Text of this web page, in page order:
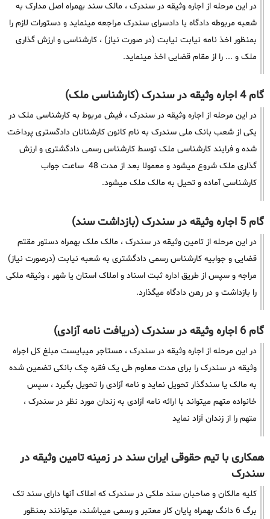
در این مرحله از اجاره وثیقه در سندرک ، مالک سند بهمراه اصل مدارک به
شعبه مربوطه دادگاه یا دادسرای سندرک مراجعه مینماید و دستورات لازم را
بمنظور اخذ نامه نیابت نیابت (در صورت نیاز) ، کارشناسی و ارزش گذاری
ملک و ... را از مقام قضایی اخذ مینماید.
گام 4 اجاره وثیقه در سندرک (کارشناسی ملک)
در این مرحله از اجاره وثیقه در سندرک ، فیش مربوط به کارشناسی ملک در
یکی از شعب بانک ملی سندرک به نام کانون کارشنانان دادگستری پرداخت
شده و فرایند کارشناسی ملک توسط کارشناس رسمی دادگشتری و ارزش
گذاری ملک شروع میشود و معمولا بعد از مدت 48 ساعت جواب
کارشناسی آماده و تحیل به مالک ملک میشود.
گام 5 اجاره وثیقه در سندرک (بازداشت سند)
در این مرحله از تامین وثیقه در سندرک ، مالک ملک بهمراه دستور مقتم
قضایی و جوابیه کارشناس رسمی دادگشتری به شعبه نیابت (درصورت نیاز)
مراجه و سپس از طریق اداره ثبت اسناد و املاک استان یا شهر ، وثیقه ملکی
را بازداشت و در رهن دادگاه میگذارد.
گام 6 اجاره وثیقه در سندرک (دریافت نامه آزادی)
در این مرحله از اجاره وثیقه در سندرک ، مستاجر میبایست مبلغ کل اجراه
وثیقه در سندرک را برای مدت معلوم طی یک فقره چک بانکی تضمین شده
به مالک یا سندگذار تحویل نماید و نامه آزادی را تحویل بگیرد ، سپس
خانواده متهم میتواند با ارائه نامه آزادی به زندان مورد نظر در سندرک ،
متهم را از زندان آزاد نماید
همکاری با تیم حقوقی ایران سند در زمینه تامین وثیقه در
سندرک
کلیه مالکان و صاحبان سند ملکی در سندرک که املاک آنها دارای سند تک
برگ 6 دانگ بهمراه پایان کار معتبر و رسمی میباشند، میتوانند بمنظور